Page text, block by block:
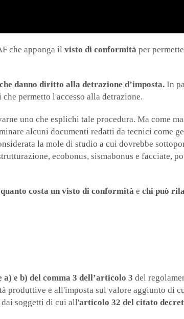
che apponga il visto di conformità per
danno diritto alla detrazione d’imposta. In
permetto l'accesso alla detrazione.
uno che esplichi tale procedura. Ma come
alcuni documenti redatti da tecnici come
la mole di studio a cui dovrebbe
ecobonus, sismabonus e facciate,
quanto costa un visto di conformità e chi può
a) e b) del comma 3 dell’articolo 3 del
produttive e all'imposta sul valore aggiunto di
soggetti di cui all'articolo 32 del citato